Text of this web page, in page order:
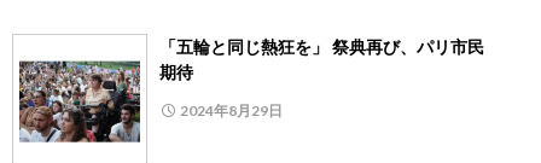
「五輪と同じ熱狂を」 祭典再び、パリ市民
期待
2024年8月29日